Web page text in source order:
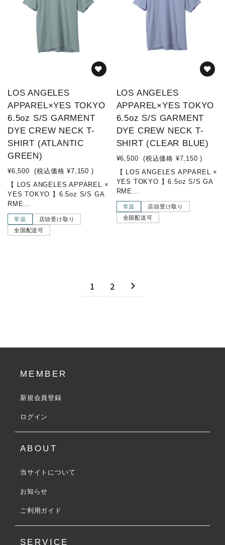
LOS ANGELES
APPAREL×YES TOKYO
6.5oz S/S GARMENT
DYE CREW NECK T-
SHIRT (ATLANTIC
GREEN)
¥6,500 (税込価格 ¥7,150 )
【 LOS ANGELES APPAREL ×
YES TOKYO 】6.5oz S/S GA
RME...
常温
店頭受け取り
全国配送可
LOS ANGELES
APPAREL×YES TOKYO
6.5oz S/S GARMENT
DYE CREW NECK T-
SHIRT (CLEAR BLUE)
¥6,500 (税込価格 ¥7,150 )
【 LOS ANGELES APPAREL ×
YES TOKYO 】6.5oz S/S GA
RME...
常温
店頭受け取り
全国配送可
1 2
MEMBER
新規会員登録
ログイン
ABOUT
当サイトについて
お知らせ
ご利用ガイド
SERVICE